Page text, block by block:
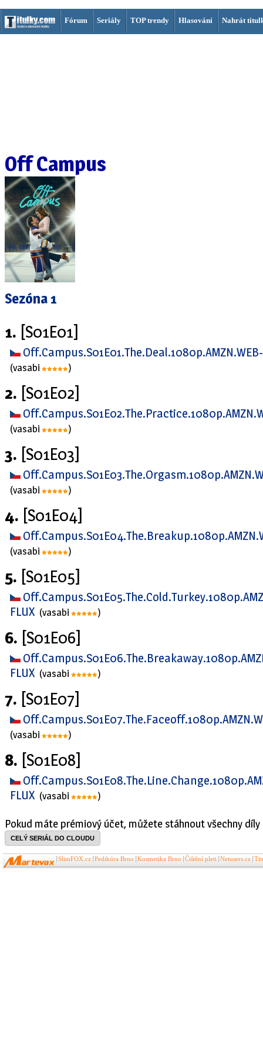
Fórum Seriály TOP trendy Hlasování Nahrát
Off Campus
Sezóna 1
1. [S01E01]
(vasabi )
2. [S01E02]
(vasabi )
3. [S01E03]
(vasabi )
4. [S01E04]
(vasabi )
5. [S01E05]
FLUX (vasabi )
6. [S01E06]
FLUX (vasabi )
7. [S01E07]
(vasabi )
8. [S01E08]
FLUX (vasabi )
Pokud máte prémiový účet, můžete stáhnout všechny díly
CELÝ SERIÁL DO CLOUDU
SlimFOX.cz Pedikúra Brno Kosmetika Brno Čištění pleti Netusers.cz